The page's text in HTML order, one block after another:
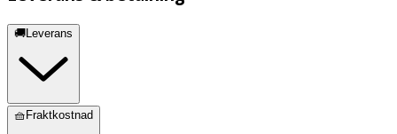
🚚Leverans
🧺Fraktkostnad